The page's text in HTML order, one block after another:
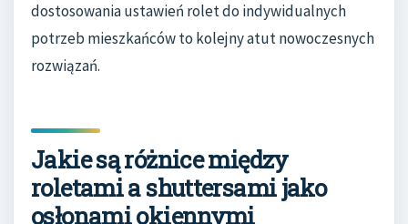
dostosowania ustawień rolet do indywidualnych
potrzeb mieszkańców to kolejny atut nowoczesnych
rozwiązań.
Jakie są różnice między
roletami a shuttersami jako
osłonami okiennymi